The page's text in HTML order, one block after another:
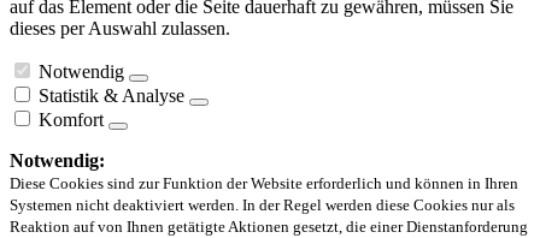
auf das Element oder die Seite dauerhaft zu gewähren, müssen Sie
dieses per Auswahl zulassen.
Notwendig
Statistik & Analyse
Komfort
Notwendig:
Diese Cookies sind zur Funktion der Website erforderlich und können in Ihren
Systemen nicht deaktiviert werden. In der Regel werden diese Cookies nur als
Reaktion auf von Ihnen getätigte Aktionen gesetzt, die einer Dienstanforderung